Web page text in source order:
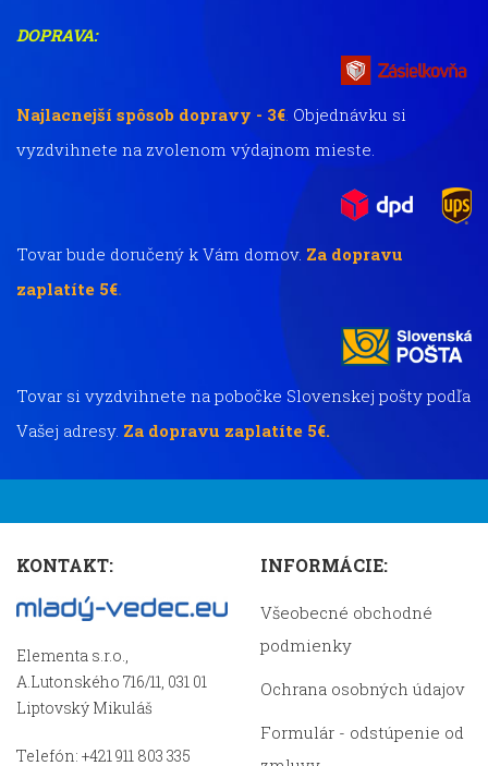
DOPRAVA:
Najlacnejší spôsob dopravy - 3€ Objednávku si
vyzdvihnete na zvolenom výdajnom mieste.
Tovar bude doručený k Vám domov. Za dopravu
zaplatíte 5€.
Tovar si vyzdvihnete na pobočke Slovenskej pošty podľa
Vašej adresy. Za dopravu zaplatíte 5€.
KONTAKT:
Elementa s.r.o.,
A.Lutonského 716/11, 031 01
Liptovský Mikuláš
Telefón: +421 911 803 335
INFORMÁCIE:
Všeobecné obchodné
podmienky
Ochrana osobných údajov
Formulár - odstúpenie od